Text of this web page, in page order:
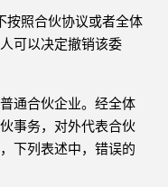
按照合伙协议或者全体
可以决定撤销该委
通合伙企业。经全体
事务，对外代表合伙
下列表述中，错误的